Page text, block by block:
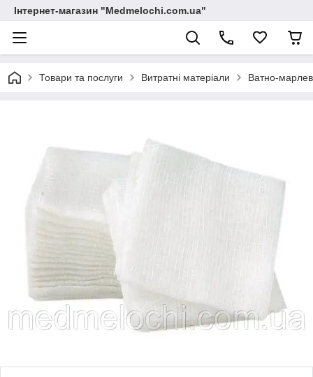
Інтернет-магазин "Medmelochi.com.ua"
Товари та послуги Витратні матеріали Ватно-